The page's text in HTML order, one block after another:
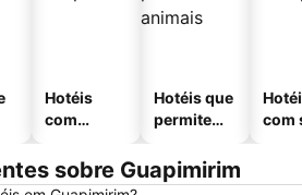
Hotéis
com
Hotéis que
permitem
com
sobre Guapimirim